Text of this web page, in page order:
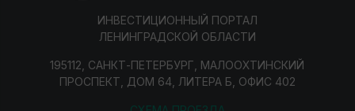
ИНВЕСТИЦИОННЫЙ ПОРТАЛ
ЛЕНИНГРАДСКОЙ ОБЛАСТИ
195112, САНКТ-ПЕТЕРБУРГ, МАЛООХТИНСКИЙ
ПРОСПЕКТ, ДОМ 64, ЛИТЕРА Б, ОФИС 402